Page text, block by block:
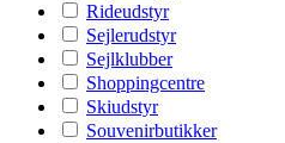
Rideudstyr
Sejlerudstyr
Sejlklubber
Shoppingcentre
Skiudstyr
Souvenirbutikker